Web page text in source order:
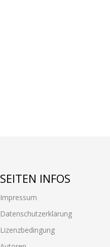
SEITEN INFOS
Impressum
Datenschutzerklärung
Lizenzbedingung